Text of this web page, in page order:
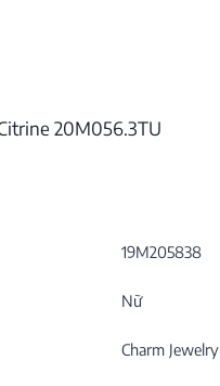
20M056.3TU
19M205838
Nữ
Charm Jewelry